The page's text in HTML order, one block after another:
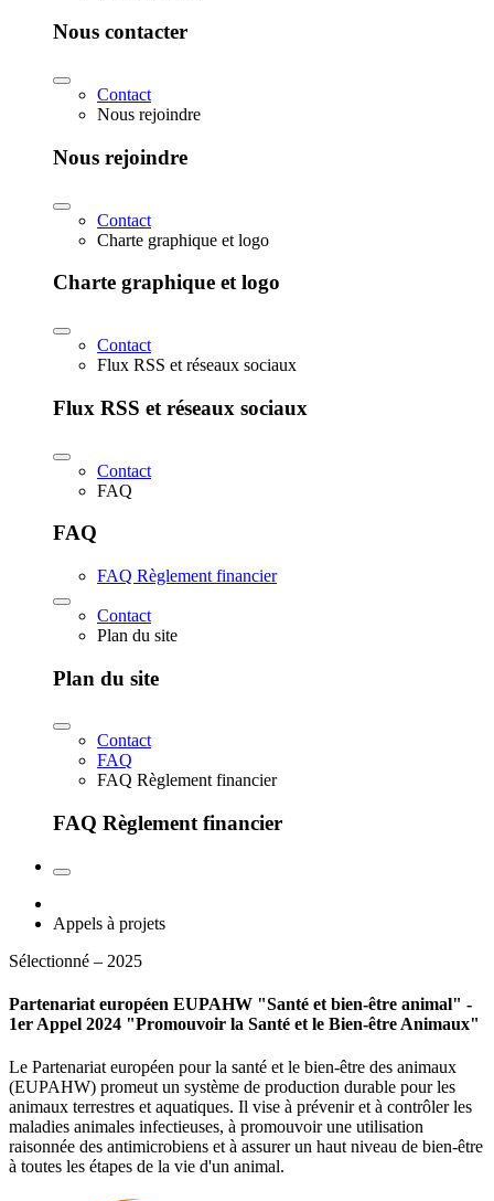
Nous contacter
Contact
Nous rejoindre
Nous rejoindre
Contact
Charte graphique et logo
Charte graphique et logo
Contact
Flux RSS et réseaux sociaux
Flux RSS et réseaux sociaux
Contact
FAQ
FAQ
FAQ Règlement financier
Contact
Plan du site
Plan du site
Contact
FAQ
FAQ Règlement financier
FAQ Règlement financier
Appels à projets
Sélectionné – 2025
Partenariat européen EUPAHW "Santé et bien-être animal" -
1er Appel 2024 "Promouvoir la Santé et le Bien-être Animaux"
Le Partenariat européen pour la santé et le bien-être des animaux
(EUPAHW) promeut un système de production durable pour les
animaux terrestres et aquatiques. Il vise à prévenir et à contrôler les
maladies animales infectieuses, à promouvoir une utilisation
raisonnée des antimicrobiens et à assurer un haut niveau de bien-être
à toutes les étapes de la vie d'un animal.